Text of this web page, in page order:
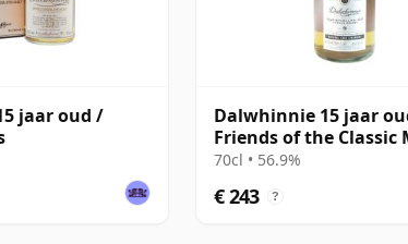
jaar oud /
Dalwhinnie 15 jaar
Friends of the Classic
2002 Bottling
70cl • 56.9%
€ 243 ?